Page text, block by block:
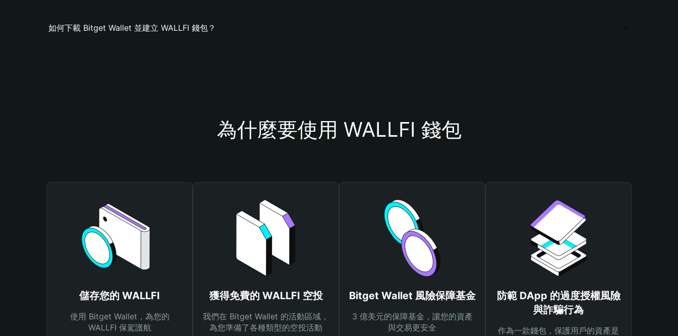
如何下載 Bitget Wallet 並建立 WALLFI 錢包？
為什麼要使用 WALLFI 錢包
儲存您的 WALLFI
使用 Bitget Wallet，為您的
WALLFI 保駕護航
獲得免費的 WALLFI 空投
我們在 Bitget Wallet 的活動區域，
為您準備了各種類型的空投活動
Bitget Wallet 風險保障基金
3 億美元的保障基金，讓您的資產
與交易更安全
防範 DApp 的過度授權風險
與詐騙行為
作為一款錢包，保護用戶的資產是